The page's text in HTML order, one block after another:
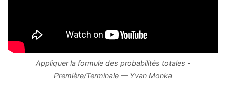
Appliquer la formule des probabilités totales -
Première/Terminale — Yvan Monka